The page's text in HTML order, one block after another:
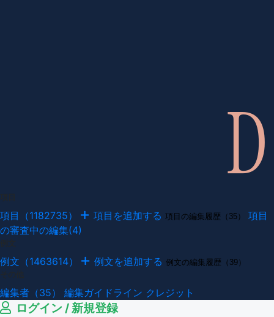
項目（1182735） 項目を追加する 項目の編集履歴（35）
項目
の審査中の編集(4)
例文（1463614） 例文を追加する 例文の編集履歴（39）
編集者（35） 編集ガイドライン クレジット
ログイン / 新規登録